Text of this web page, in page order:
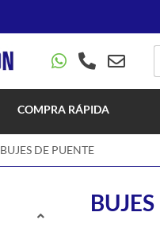
COMPRA RÁPIDA
BUJES DE PUENTE